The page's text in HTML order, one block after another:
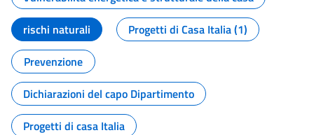
rischi naturali
Progetti di Casa Italia (1)
Prevenzione
Dichiarazioni del capo Dipartimento
Progetti di casa Italia